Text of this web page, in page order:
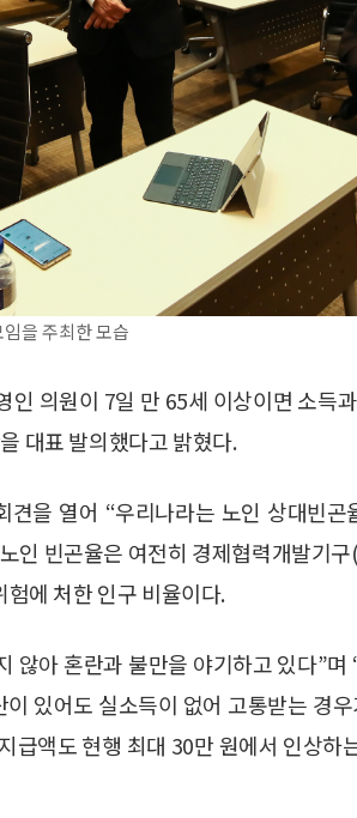
을 주최한 모습
의원이 7일 만 65세 이상이면 소득
대표 발의했다고 밝혔다.
을 열어 “우리나라는 노인 상대빈
인 빈곤율은 여전히 경제협력개발기
에 처한 인구 비율이다.
않아 혼란과 불만을 야기하고 있다”
있어도 실소득이 없어 고통받는 경
급액도 현행 최대 30만 원에서 인상하